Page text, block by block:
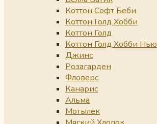
Коттон Софт Беби
Коттон Голд Хобби
Коттон Голд
Коттон Голд Хобби Нью
Джинс
Розагарден
Фловерс
Канарис
Альма
Мотылек